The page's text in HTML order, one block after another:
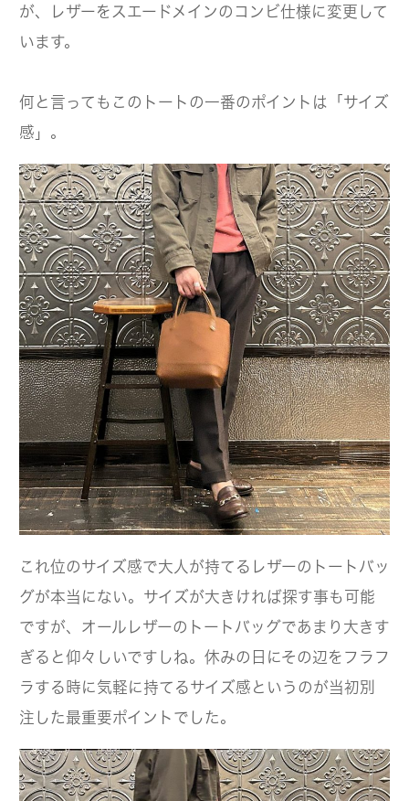
が、レザーをスエードメインのコンビ仕様に変更して
います。
何と言ってもこのトートの一番のポイントは「サイズ
感」。
これ位のサイズ感で大人が持てるレザーのトートバッ
グが本当にない。サイズが大きければ探す事も可能
ですが、オールレザーのトートバッグであまり大きす
ぎると仰々しいですしね。休みの日にその辺をフラフ
ラする時に気軽に持てるサイズ感というのが当初別
注した最重要ポイントでした。